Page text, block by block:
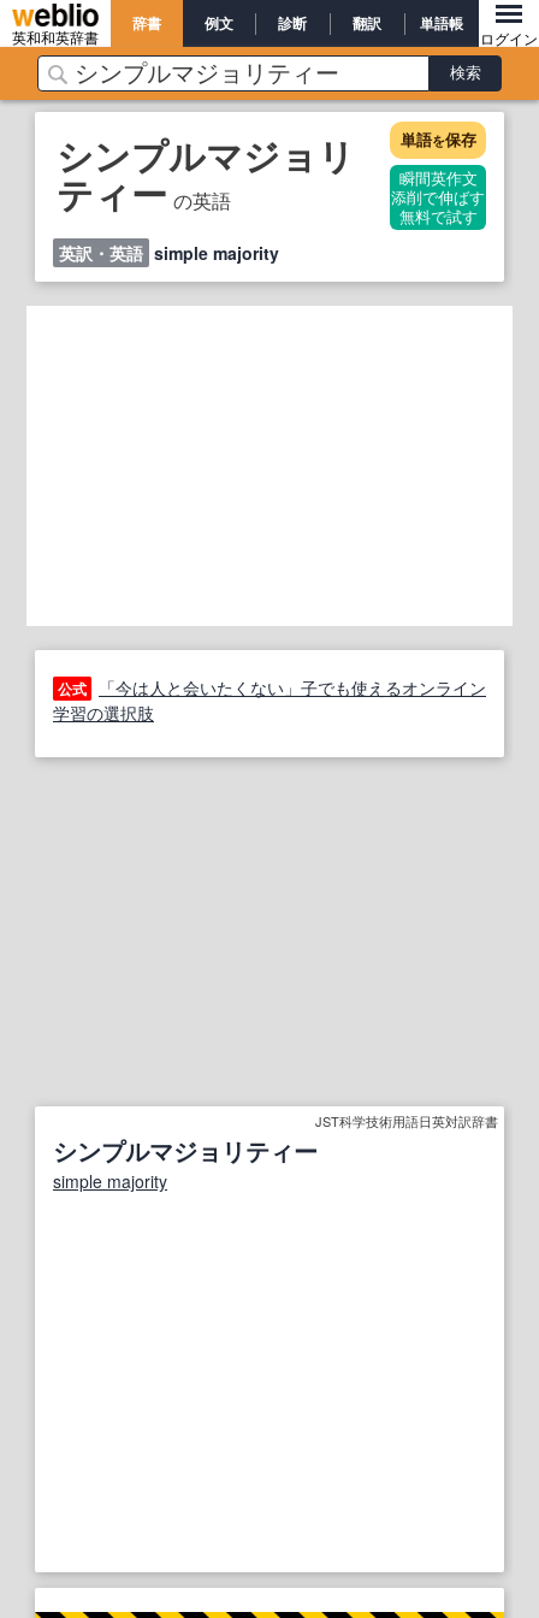
英和和英辞書
辞書 例文 診断 翻訳 単語帳
ログイン
シンプルマジョリ
ティー の英語
単語を保存
瞬間英作文
添削で伸ばす
無料で試す
英訳・英語 simple majority
公式
「今は人と会いたくない」子でも使えるオンライン
学習の選択肢
JST科学技術用語日英対訳辞書
シンプルマジョリティー
simple majority